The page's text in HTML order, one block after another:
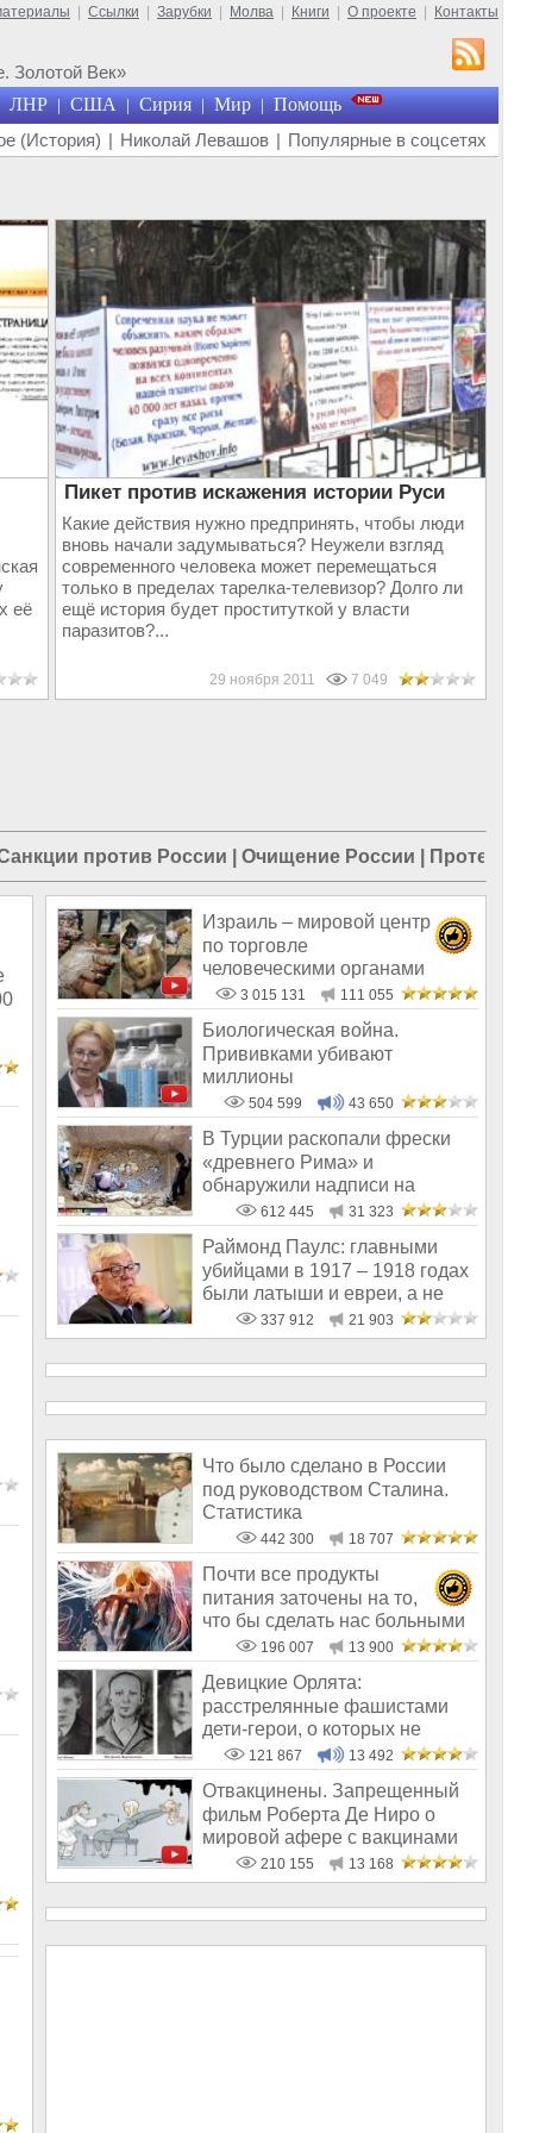
Ссылки Зарубки Молва Книги О проекте Контакты
Золотой Век»
ЛНР | США | Сирия | Мир | Помощь
(История) | Николай Левашов | Популярные в соцсетях
её
Пикет против искажения истории Руси
Какие действия нужно предпринять, чтобы люди
вновь начали задумываться? Неужели взгляд
современного человека может перемещаться
только в пределах тарелка-телевизор? Долго ли
ещё история будет проституткой у власти
паразитов?...
29 ноября 2011 7 049
против России Очищение России
Израиль – мировой центр
по торговле
человеческими органами
3 015 131 111 055
Биологическая война.
Прививками убивают
миллионы
504 599 43 650
В Турции раскопали фрески
«древнего Рима» и
обнаружили надписи на
Русском!612 445 31 323
Раймонд Паулс: главными
убийцами в 1917 – 1918 годах
были латыши и евреи, а не
русс
337 912 21 903
Что было сделано в России
под руководством Сталина.
Статистика
442 300 18 707
Почти все продукты
питания заточены на то,
что бы сделать нас больными
и бесплодным
196 007 13 900
Девицкие Орлята:
расстрелянные фашистами
дети-герои, о которых не
рассказывают в шк
121 867 13 492
Отвакцинены. Запрещенный
фильм Роберта Де Ниро о
мировой афере с вакцинами
210 155 13 168